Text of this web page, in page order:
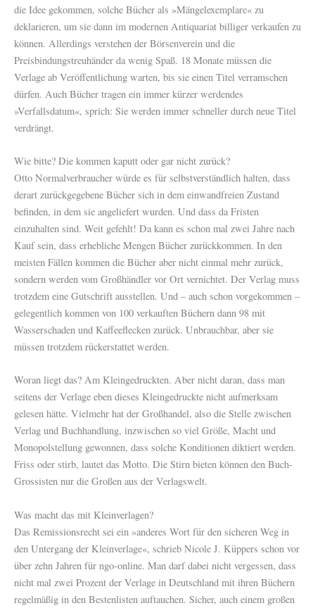
die Idee gekommen, solche Bücher als »Mängelexemplare« zu
deklarieren, um sie dann im modernen Antiquariat billiger verkaufen zu
können. Allerdings verstehen der Börsenverein und die
Preisbindungstreuhänder da wenig Spaß. 18 Monate müssen die
Verlage ab Veröffentlichung warten, bis sie einen Titel verramschen
dürfen. Auch Bücher tragen ein immer kürzer werdendes
»Verfallsdatum«, sprich: Sie werden immer schneller durch neue Titel
verdrängt.
Wie bitte? Die kommen kaputt oder gar nicht zurück?
Otto Normalverbraucher würde es für selbstverständlich halten, dass
derart zurückgegebene Bücher sich in dem einwandfreien Zustand
befinden, in dem sie angeliefert wurden. Und dass da Fristen
einzuhalten sind. Weit gefehlt! Da kann es schon mal zwei Jahre nach
Kauf sein, dass erhebliche Mengen Bücher zurückkommen. In den
meisten Fällen kommen die Bücher aber nicht einmal mehr zurück,
sondern werden vom Großhändler vor Ort vernichtet. Der Verlag muss
trotzdem eine Gutschrift ausstellen. Und – auch schon vorgekommen –
gelegentlich kommen von 100 verkauften Büchern dann 98 mit
Wasserschaden und Kaffeeflecken zurück. Unbrauchbar, aber sie
müssen trotzdem rückerstattet werden.
Woran liegt das? Am Kleingedruckten. Aber nicht daran, dass man
seitens der Verlage eben dieses Kleingedruckte nicht aufmerksam
gelesen hätte. Vielmehr hat der Großhandel, also die Stelle zwischen
Verlag und Buchhandlung, inzwischen so viel Größe, Macht und
Monopolstellung gewonnen, dass solche Konditionen diktiert werden.
Friss oder stirb, lautet das Motto. Die Stirn bieten können den Buch-
Grossisten nur die Großen aus der Verlagswelt.
Was macht das mit Kleinverlagen?
Das Remissionsrecht sei ein »anderes Wort für den sicheren Weg in
den Untergang der Kleinverlage«, schrieb Nicole J. Küppers schon vor
über zehn Jahren für ngo-online. Man darf dabei nicht vergessen, dass
nicht mal zwei Prozent der Verlage in Deutschland mit ihren Büchern
regelmäßig in den Bestenlisten auftauchen. Sicher, auch einem großen